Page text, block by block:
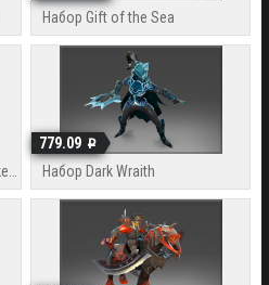
Набор Gift of the Sea
779.09
Набор Dark Wraith